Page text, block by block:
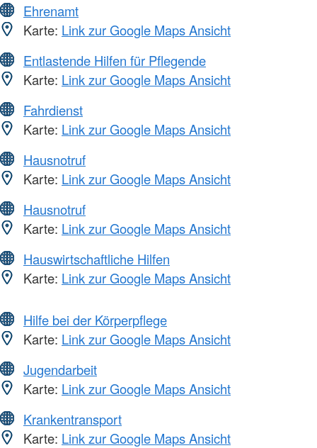
Ehrenamt
Karte: Link zur Google Maps Ansicht
Entlastende Hilfen für Pflegende
Karte: Link zur Google Maps Ansicht
Fahrdienst
Karte: Link zur Google Maps Ansicht
Hausnotruf
Karte: Link zur Google Maps Ansicht
Hausnotruf
Karte: Link zur Google Maps Ansicht
Hauswirtschaftliche Hilfen
Karte: Link zur Google Maps Ansicht
Hilfe bei der Körperpflege
Karte: Link zur Google Maps Ansicht
Jugendarbeit
Karte: Link zur Google Maps Ansicht
Krankentransport
Karte: Link zur Google Maps Ansicht